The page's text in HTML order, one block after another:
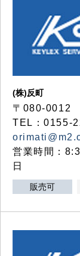
(株)反町
〒080-0012
TEL：0155-
営業時間：
日
販売可